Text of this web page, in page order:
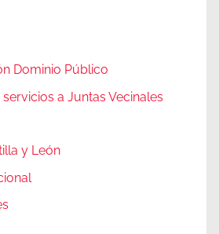
Dominio Público
a Juntas Vecinales
y León